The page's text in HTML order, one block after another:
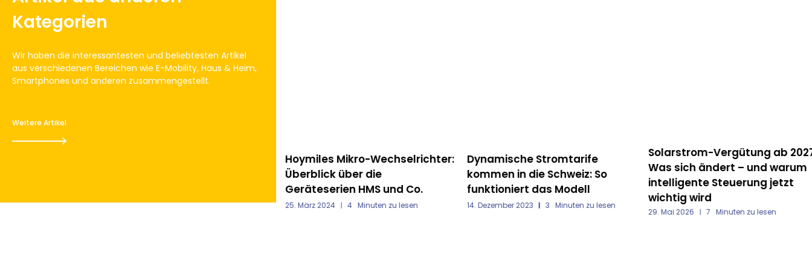
Kategorien
Wir haben die interessantesten und beliebtesten Artikel
aus verschiedenen Bereichen wie E-Mobility, Haus & Heim,
Smartphones und anderen zusammengestellt.
Weitere Artikel
16. Januar 2025 4 Minuten zu lesen
Hoymiles Mikro-Wechselrichter:
Überblick über die
Geräteserien HMS und Co.
25. März 2024 Minuten zu lesen
Dynamische Stromtarife
kommen in die Schweiz: So
funktioniert das Modell
14. Dezember 2023 3 Minuten zu lesen
Solarstrom-Vergütung ab 2027:
Was sich ändert – und warum
intelligente Steuerung jetzt
wichtig wird
29. Mai 2026 7 Minuten zu lesen